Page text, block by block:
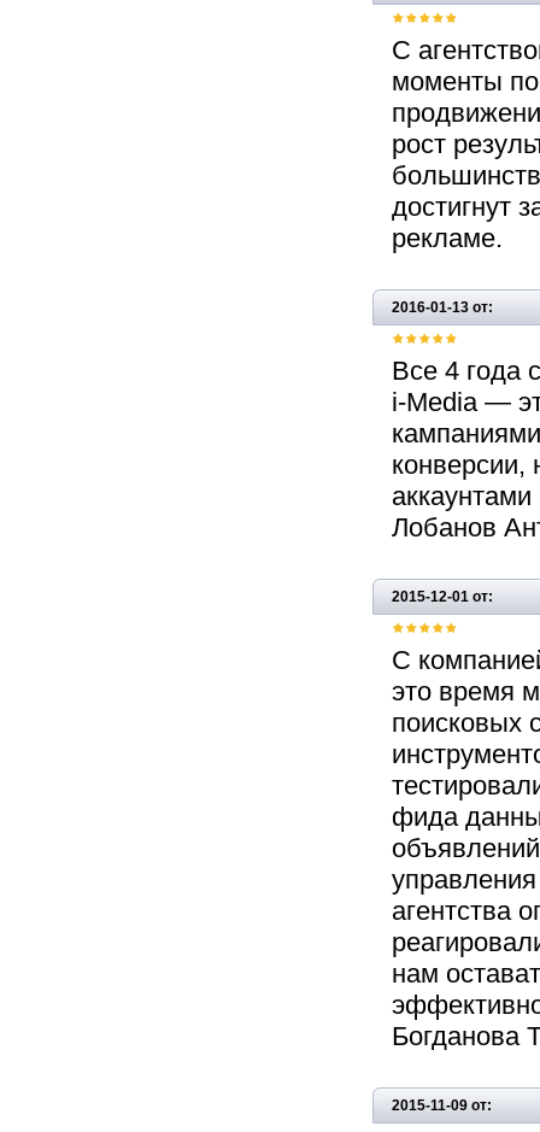
С
моменты
рост
достигнут
рекламе.
2016-01-13 от:
Все 4 года
i-Media —
конверсии,
Лобанов
2015-12-01 от:
С
это время
поисковых
фида
агентства
нам
Богданова
2015-11-09 от: